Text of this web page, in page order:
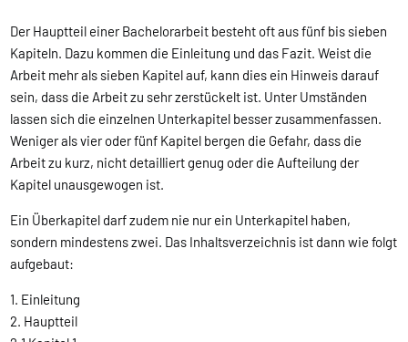
Der Hauptteil einer Bachelorarbeit besteht oft aus fünf bis sieben
Kapiteln. Dazu kommen die Einleitung und das Fazit. Weist die
Arbeit mehr als sieben Kapitel auf, kann dies ein Hinweis darauf
sein, dass die Arbeit zu sehr zerstückelt ist. Unter Umständen
lassen sich die einzelnen Unterkapitel besser zusammenfassen.
Weniger als vier oder fünf Kapitel bergen die Gefahr, dass die
Arbeit zu kurz, nicht detailliert genug oder die Aufteilung der
Kapitel unausgewogen ist.
Ein Überkapitel darf zudem nie nur ein Unterkapitel haben,
sondern mindestens zwei. Das Inhaltsverzeichnis ist dann wie folgt
aufgebaut:
1. Einleitung
2. Hauptteil